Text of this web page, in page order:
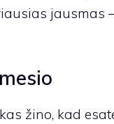
jausmas
žino, kad